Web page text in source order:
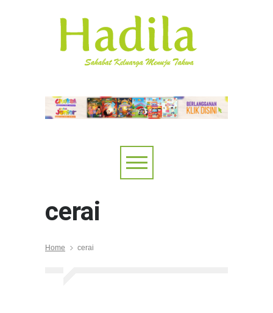
cerai
Home cerai